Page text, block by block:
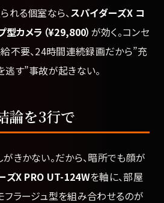
れる個室なら、スパイダーズX コ
型カメラ（¥29,800） が効く。コンセ
不要、24時間連続録画だから”充
す”事故が起きない。
論を3行で
きかない。だから、暗所でも顔が
ズX PRO UT-124Wを軸に、部屋
ラージュ型を組み合わせるのが